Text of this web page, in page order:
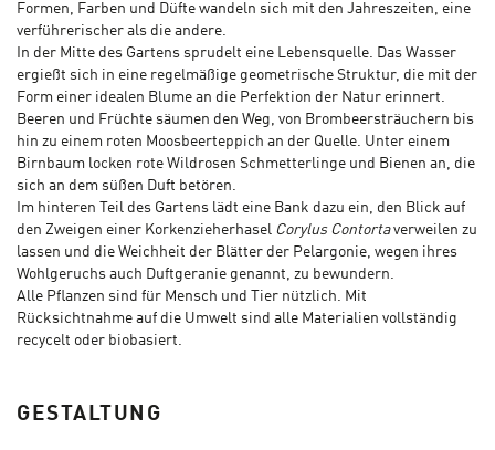
Formen, Farben und Düfte wandeln sich mit den Jahreszeiten, eine
verführerischer als die andere.
In der Mitte des Gartens sprudelt eine Lebensquelle. Das Wasser
ergießt sich in eine regelmäßige geometrische Struktur, die mit der
Form einer idealen Blume an die Perfektion der Natur erinnert.
Beeren und Früchte säumen den Weg, von Brombeersträuchern bis
hin zu einem roten Moosbeerteppich an der Quelle. Unter einem
Birnbaum locken rote Wildrosen Schmetterlinge und Bienen an, die
sich an dem süßen Duft betören.
Im hinteren Teil des Gartens lädt eine Bank dazu ein, den Blick auf
den Zweigen einer Korkenzieherhasel Corylus Contortaverweilen zu
lassen und die Weichheit der Blätter der Pelargonie, wegen ihres
Wohlgeruchs auch Duftgeranie genannt, zu bewundern.
Alle Pflanzen sind für Mensch und Tier nützlich. Mit
Rücksichtnahme auf die Umwelt sind alle Materialien vollständig
recycelt oder biobasiert.
GESTALTUNG